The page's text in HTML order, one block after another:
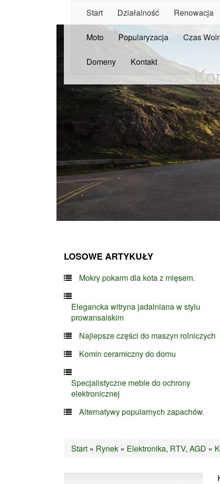
Start Działalność Renowacja
Moto Popularyzacja Czas
Domeny Kontakt
LOSOWE ARTYKUŁY
Mokry pokarm dla kota z mięsem.
Elegancka witryna jadalniana w stylu
prowansalskim
Najlepsze części do maszyn rolniczych
Komin ceramiczny do domu
Specjalistyczne meble do ochrony
elektronicznej
Alternatywy popularnych zapachów.
Start » Rynek » Elektronika, RTV, AGD »